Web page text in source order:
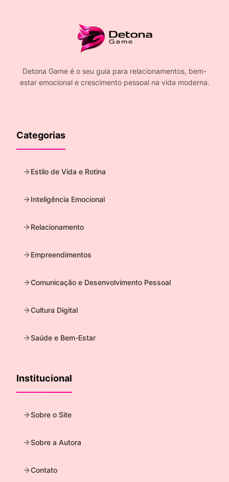
Detona Game é o seu guia para relacionamentos, bem-
estar emocional e crescimento pessoal na vida moderna.
Categorias
Estilo de Vida e Rotina
Inteligência Emocional
Relacionamento
Empreendimentos
Comunicação e Desenvolvimento Pessoal
Cultura Digital
Saúde e Bem-Estar
Institucional
Sobre o Site
Sobre a Autora
Contato